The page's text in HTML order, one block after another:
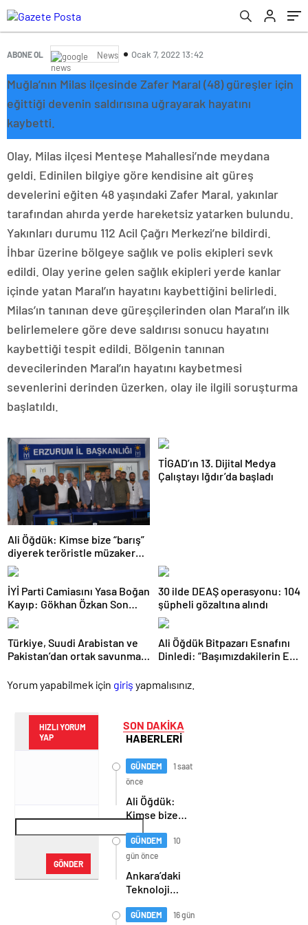
ABONE OL News Ocak 7, 2022 13:42
Muğla’nın Milas ilçesinde Zafer Maral (48) güreşler için
eğittiği devenin saldırısına uğrayarak hayatını
kaybetti.
Olay, Milas ilçesi Menteşe Mahallesi’nde meydana
geldi. Edinilen bilgiye göre kendisine ait güreş
develerini eğiten 48 yaşındaki Zafer Maral, yakınlar
tarafından ahırda yerde hareketsiz yatarken bulundu.
Yakınları durumu 112 Acil Çağrı Merkezi’ne bildirdi.
İhbar üzerine bölgeye sağlık ve polis ekipleri sevk
edildi. Olay yerine gelen sağlık ekipleri yerde kanlar
içinde yatan Maral’ın hayatını kaybettiğini belirledi.
Milas’ın tanınan deve güreşçilerinden olan Maral’ın ilk
belirlemelere göre deve saldırısı sonucu hayatını
kaybettiği tespit edildi. Bölgenin tanınan
devecilerinden Maral’ın hayatını kaybetmesi
sevenlerini derinden üzerken, olay ile ilgili soruşturma
başlatıldı.
Ali Öğdük: Kimse bize “barış”
diyerek teröristle müzakereyi
kabul ettiremez
TİGAD’ın 13. Dijital Medya
Çalıştayı Iğdır’da başladı
İYİ Parti Camiasını Yasa Boğan
Kayıp: Gökhan Özkan Son
Yolculuğuna Uğurlandı
30 ilde DEAŞ operasyonu: 104
şüpheli gözaltına alındı
Türkiye, Suudi Arabistan ve
Pakistan’dan ortak savunma
Ali Öğdük Bitpazarı Esnafını
Dinledi: “Başımızdakilerin Eli
Yorum yapabilmek için giriş yapmalısınız.
HIZLI YORUM
YAP
GÖNDER
SON DAKİKA
HABERLERİ
GÜNDEM
1 saat
önce
Ali Öğdük:
Kimse bize
diyerek
teröristle
müzakereyi
kabul
ettiremez
GÜNDEM
10
gün önce
Ankara’daki
Teknoloji
Teknopark
GÜNDEM
16 gün